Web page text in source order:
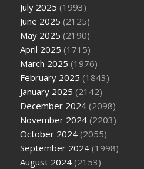
July 2025 (1993)
June 2025 (2125)
May 2025 (2190)
April 2025 (1715)
March 2025 (1976)
February 2025 (1843)
January 2025 (2142)
December 2024 (2098)
November 2024 (2203)
October 2024 (2055)
September 2024 (1998)
August 2024 (2153)